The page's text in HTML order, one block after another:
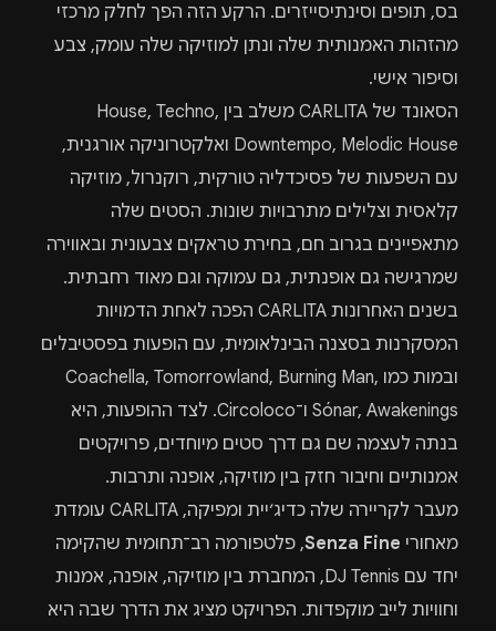
בס, תופים וסינתיסייזרים. הרקע הזה הפך לחלק מרכזי
מהזהות האמנותית שלה ונתן למוזיקה שלה עומק, צבע
וסיפור אישי.
הסאונד של CARLITA משלב בין House, Techno,
Downtempo, Melodic House ואלקטרוניקה אורגנית,
עם השפעות של פסיכדליה טורקית, רוקנרול, מוזיקה
קלאסית וצלילים מתרבויות שונות. הסטים שלה
מתאפיינים בגרוב חם, בחירת טראקים צבעונית ובאווירה
שמרגישה גם אופנתית, גם עמוקה וגם מאוד רחבתית.
בשנים האחרונות CARLITA הפכה לאחת הדמויות
המסקרנות בסצנה הבינלאומית, עם הופעות בפסטיבלים
ובמות כמו Coachella, Tomorrowland, Burning Man,
Sónar, Awakenings ו־Circoloco. לצד ההופעות, היא
בנתה לעצמה שם גם דרך סטים מיוחדים, פרויקטים
אמנותיים וחיבור חזק בין מוזיקה, אופנה ותרבות.
מעבר לקריירה שלה כדיג׳יית ומפיקה, CARLITA עומדת
מאחורי Senza Fine, פלטפורמה רב־תחומית שהקימה
יחד עם DJ Tennis, המחברת בין מוזיקה, אופנה, אמנות
וחוויות לייב מוקפדות. הפרויקט מציג את הדרך שבה היא